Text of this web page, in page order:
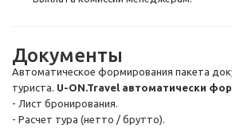
Документы
Автоматическое формирования пакета
туриста. U-ON .Travel автоматически
- Лист бронирования.
- Расчет тура (нетто / брутто).